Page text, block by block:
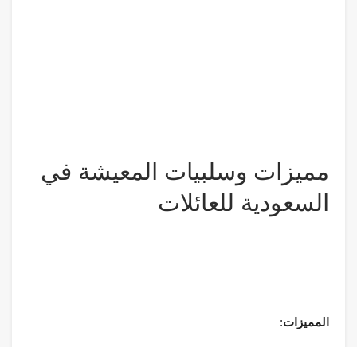
مميزات وسلبيات المعيشة في
السعودية للعائلات
المميزات: